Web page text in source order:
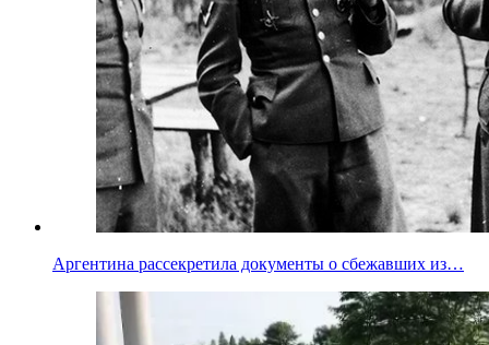
Аргентина рассекретила документы о сбежавших из…